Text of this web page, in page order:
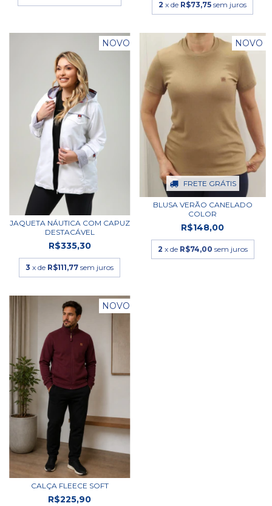
2 x de R$73,75 sem juros
NOVO
JAQUETA NÁUTICA COM CAPUZ
DESTACÁVEL
R$335,30
3 x de R$111,77 sem juros
FRETE GRÁTIS
NOVO
BLUSA VERÃO CANELADO
COLOR
R$148,00
2 x de R$74,00 sem juros
NOVO
CALÇA FLEECE SOFT
R$225,90